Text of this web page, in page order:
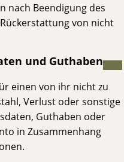
nach Beendigung des
von nicht
und Guthaben
einen von ihr nicht zu
Verlust oder sonstige
Guthaben oder
in Zusammenhang